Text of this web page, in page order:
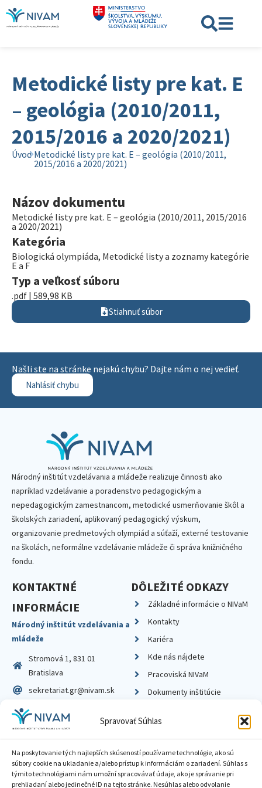
Spravovať Súhlas
Na poskytovanie tých najlepších skúseností používame technológie, ako sú
súbory cookie na ukladanie a/alebo prístup k informáciám o zariadení. Súhlas s
týmito technológiami nám umožní spracovávať údaje, ako je správanie pri
prehliadaní alebo jedinečné ID na tejto stránke. Nesúhlas alebo odvolanie
Metodické listy pre kat. E
– geológia (2010/2011,
2015/2016 a 2020/2021)
Úvod Metodické listy pre kat. E – geológia (2010/2011,
2015/2016 a 2020/2021)
Názov dokumentu
Metodické listy pre kat. E – geológia (2010/2011, 2015/2016
a 2020/2021)
Kategória
Biologická olympiáda, Metodické listy a zoznamy kategórie
E a F
Typ a veľkosť súboru
.pdf | 589,98 KB
Stiahnuť súbor
Našli ste na stránke nejakú chybu? Dajte nám o nej vedieť.
Nahlásiť chybu
Národný inštitút vzdelávania a mládeže realizuje činnosti ako
napríklad vzdelávanie a poradenstvo pedagogickým a
nepedagogickým zamestnancom, metodické usmerňovanie škôl a
školských zariadení, aplikovaný pedagogický výskum,
organizovanie predmetových olympiád a súťaží, externé testovanie
na školách, neformálne vzdelávanie mládeže či správa knižničného
fondu.
KONTAKTNÉ
INFORMÁCIE
Národný inštitút vzdelávania a
mládeže
Stromová 1, 831 01
Bratislava
sekretariat.gr@nivam.sk
IČO: 00164348
DIČ: 2020798714
DÔLEŽITÉ ODKAZY
Základné informácie o NIVaM
Kontakty
Kariéra
Kde nás nájdete
Pracoviská NIVaM
Dokumenty inštitúcie